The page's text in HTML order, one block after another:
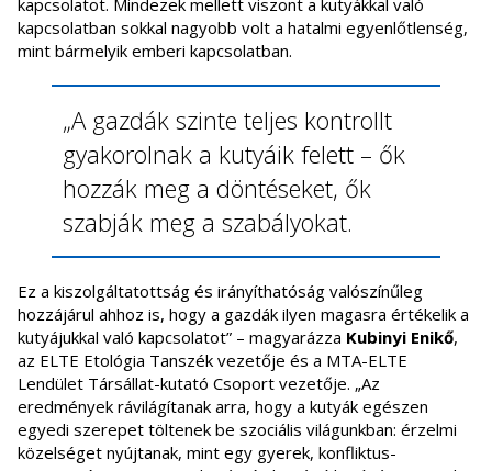
kapcsolatot. Mindezek mellett viszont a kutyákkal való
kapcsolatban sokkal nagyobb volt a hatalmi egyenlőtlenség,
mint bármelyik emberi kapcsolatban.
„A gazdák szinte teljes kontrollt
gyakorolnak a kutyáik felett – ők
hozzák meg a döntéseket, ők
szabják meg a szabályokat.
Ez a kiszolgáltatottság és irányíthatóság valószínűleg
hozzájárul ahhoz is, hogy a gazdák ilyen magasra értékelik a
kutyájukkal való kapcsolatot” – magyarázza Kubinyi Enikő,
az ELTE Etológia Tanszék vezetője és a MTA-ELTE
Lendület Társállat-kutató Csoport vezetője. „Az
eredmények rávilágítanak arra, hogy a kutyák egészen
egyedi szerepet töltenek be szociális világunkban: érzelmi
közelséget nyújtanak, mint egy gyerek, konfliktus-